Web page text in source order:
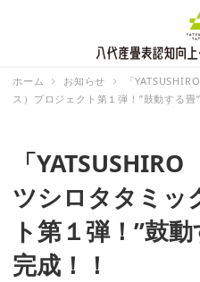
ホーム お知らせ
「
ス）プロジェクト第１弾！”鼓動する畳
「
ツシロタタミッ
ト第１弾！”鼓
完成！！